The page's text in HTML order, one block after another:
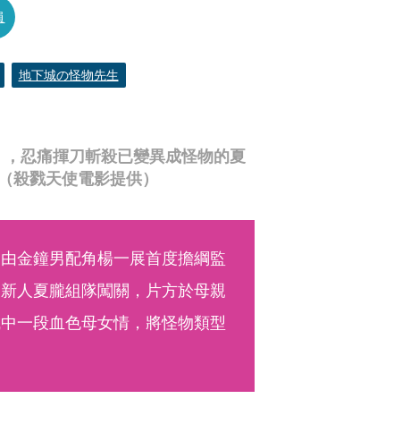
忍痛揮刀斬殺已變異成怪物的夏
戮天使電影提供）
地下城の怪物先生
金鐘男配角楊一展首度擔綱監
人夏朧組隊闖關，片方於母親
一段血色母女情，將怪物類型